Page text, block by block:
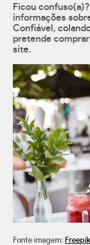
Ficou
informações
Confiável,
pretende
site.
Fonte imagem: